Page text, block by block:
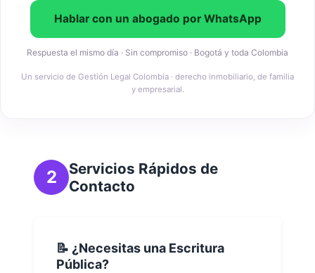
Hablar con un abogado por WhatsApp
Respuesta el mismo día · Sin compromiso · Bogotá y toda Colombia
Un servicio de Gestión Legal Colombia · derecho inmobiliario, de familia
y empresarial.
2
Servicios Rápidos de
Contacto
📝 ¿Necesitas una Escritura
Pública?